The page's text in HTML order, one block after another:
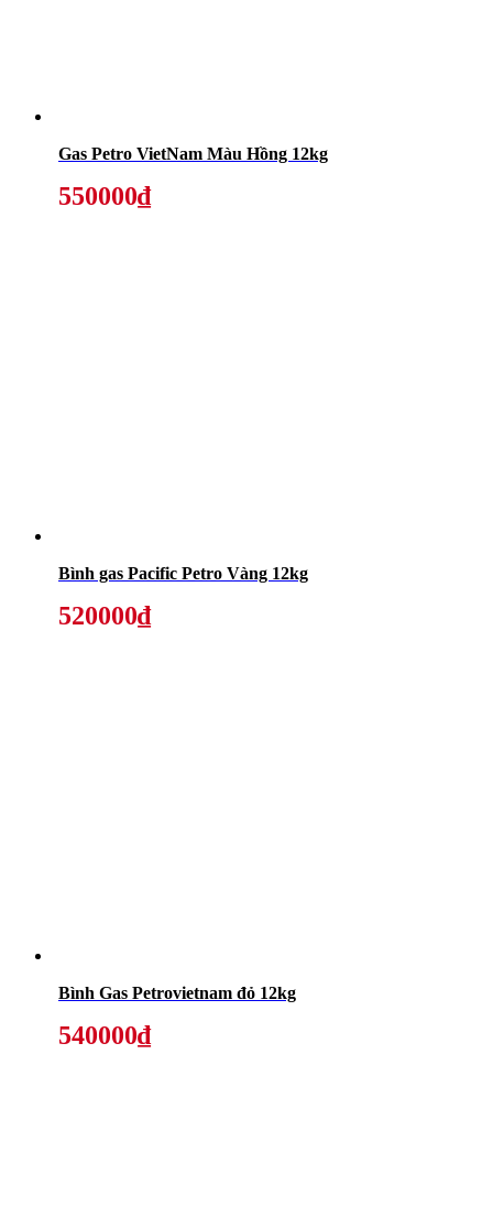
Gas Petro VietNam Màu Hồng 12kg
550000₫
Bình gas Pacific Petro Vàng 12kg
520000₫
Bình Gas Petrovietnam đỏ 12kg
540000₫